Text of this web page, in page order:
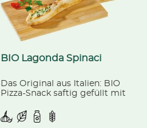
BIO Lagonda Spinaci
Das Original aus Italien: BIO
Pizza-Snack saftig gefüllt mit
Mozzarella, Ricotta, Hartkäse
und Spinat, aus kontrolliert